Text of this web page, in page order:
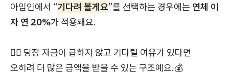
아임인에서 “기다려 볼게요”를 선택하는 경우에는 연체 이
자 연 20%가 적용돼요.
👉🏻 당장 자금이 급하지 않고 기다릴 여유가 있다면
오히려 더 많은 금액을 받을 수 있는 구조예요.💰